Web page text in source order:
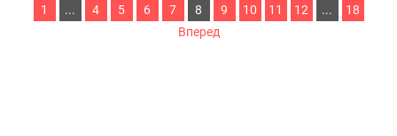
1
... 4 5 6 7 8 9 10 11 12 ...
18
Вперед